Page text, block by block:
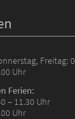
Freitag:
Uhr
Ferien:
– 11.30 Uhr
Uhr